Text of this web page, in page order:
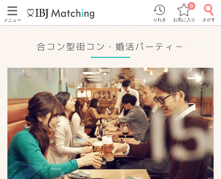
メニュー りれき お気に入り
0
さがす
合コン型街コン・婚活パーティ－